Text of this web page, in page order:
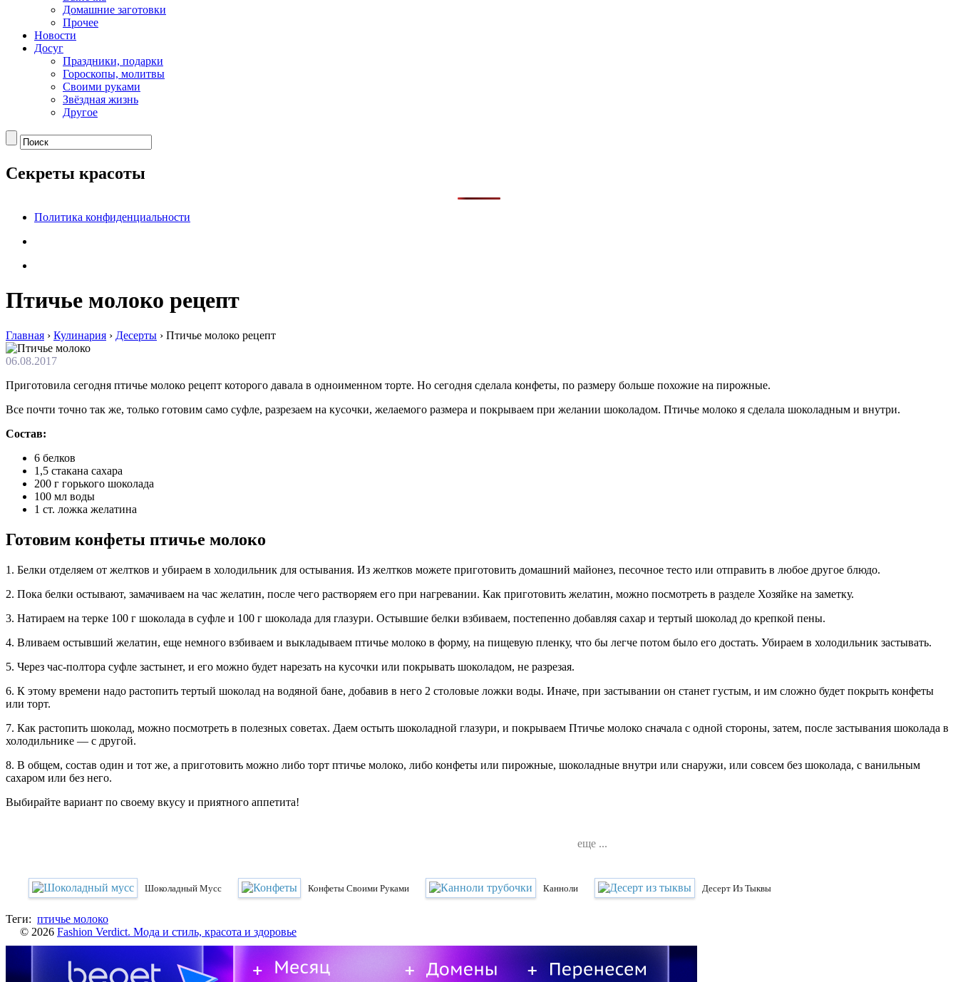
Домашние заготовки
Прочее
Новости
Досуг
Праздники, подарки
Гороскопы, молитвы
Своими руками
Звёздная жизнь
Другое
Секреты красоты
Политика конфиденциальности
Птичье молоко рецепт
Главная › Кулинария › Десерты › Птичье молоко рецепт
06.08.2017
Приготовила сегодня птичье молоко рецепт которого давала в одноименном торте. Но сегодня сделала конфеты, по размеру больше похожие на пирожные.
Все почти точно так же, только готовим само суфле, разрезаем на кусочки, желаемого размера и покрываем при желании шоколадом. Птичье молоко я сделала шоколадным и внутри.
Состав:
6 белков
1,5 стакана сахара
200 г горького шоколада
100 мл воды
1 ст. ложка желатина
Готовим конфеты птичье молоко
1. Белки отделяем от желтков и убираем в холодильник для остывания. Из желтков можете приготовить домашний майонез, песочное тесто или отправить в любое другое блюдо.
2. Пока белки остывают, замачиваем на час желатин, после чего растворяем его при нагревании. Как приготовить желатин, можно посмотреть в разделе Хозяйке на заметку.
3. Натираем на терке 100 г шоколада в суфле и 100 г шоколада для глазури. Остывшие белки взбиваем, постепенно добавляя сахар и тертый шоколад до крепкой пены.
4. Вливаем остывший желатин, еще немного взбиваем и выкладываем птичье молоко в форму, на пищевую пленку, что бы легче потом было его достать. Убираем в холодильник застывать.
5. Через час-полтора суфле застынет, и его можно будет нарезать на кусочки или покрывать шоколадом, не разрезая.
6. К этому времени надо растопить тертый шоколад на водяной бане, добавив в него 2 столовые ложки воды. Иначе, при застывании он станет густым, и им сложно будет покрыть конфеты
или торт.
7. Как растопить шоколад, можно посмотреть в полезных советах. Даем остыть шоколадной глазури, и покрываем Птичье молоко сначала с одной стороны, затем, после застывания шоколада в
холодильнике — с другой.
8. В общем, состав один и тот же, а приготовить можно либо торт птичье молоко, либо конфеты или пирожные, шоколадные внутри или снаружи, или совсем без шоколада, с ванильным
сахаром или без него.
Выбирайте вариант по своему вкусу и приятного аппетита!
еще ...
Шоколадный Мусс Конфеты Своими Руками Канноли Десерт Из Тыквы
Теги: птичье молоко
© 2026 Fashion Verdict. Мода и стиль, красота и здоровье